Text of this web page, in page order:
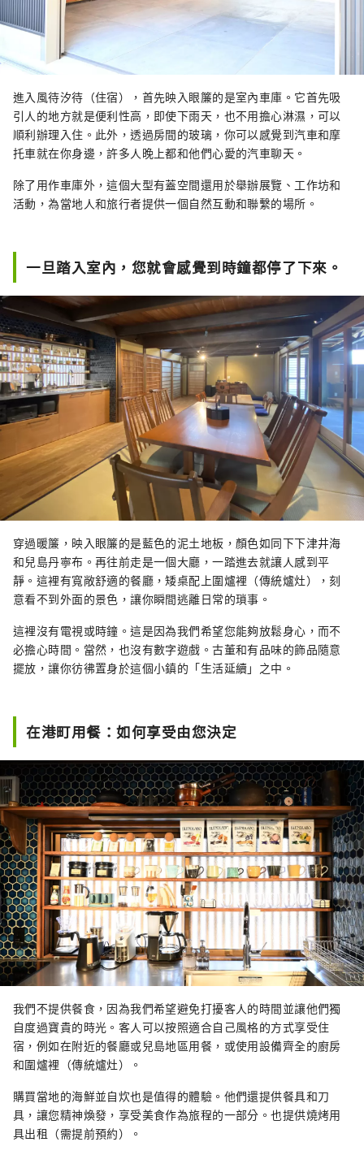
進入風待汐待（住宿），首先映入眼簾的是室內車庫。它首先吸
引人的地方就是便利性高，即使下雨天，也不用擔心淋濕，可以
順利辦理入住。此外，透過房間的玻璃，你可以感覺到汽車和摩
托車就在你身邊，許多人晚上都和他們心愛的汽車聊天。
除了用作車庫外，這個大型有蓋空間還用於舉辦展覽、工作坊和
活動，為當地人和旅行者提供一個自然互動和聯繫的場所。
一旦踏入室內，您就會感覺到時鐘都停了下來。
穿過暖簾，映入眼簾的是藍色的泥土地板，顏色如同下下津井海
和兒島丹寧布。再往前走是一個大廳，一踏進去就讓人感到平
靜。這裡有寬敞舒適的餐廳，矮桌配上圍爐裡（傳統爐灶），刻
意看不到外面的景色，讓你瞬間逃離日常的瑣事。
這裡沒有電視或時鐘。這是因為我們希望您能夠放鬆身心，而不
必擔心時間。當然，也沒有數字遊戲。古董和有品味的飾品隨意
擺放，讓你彷彿置身於這個小鎮的「生活延續」之中。
在港町用餐：如何享受由您決定
我們不提供餐食，因為我們希望避免打擾客人的時間並讓他們獨
自度過寶貴的時光。客人可以按照適合自己風格的方式享受住
宿，例如在附近的餐廳或兒島地區用餐，或使用設備齊全的廚房
和圍爐裡（傳統爐灶）。
購買當地的海鮮並自炊也是值得的體驗。他們還提供餐具和刀
具，讓您精神煥發，享受美食作為旅程的一部分。也提供燒烤用
具出租（需提前預約）。